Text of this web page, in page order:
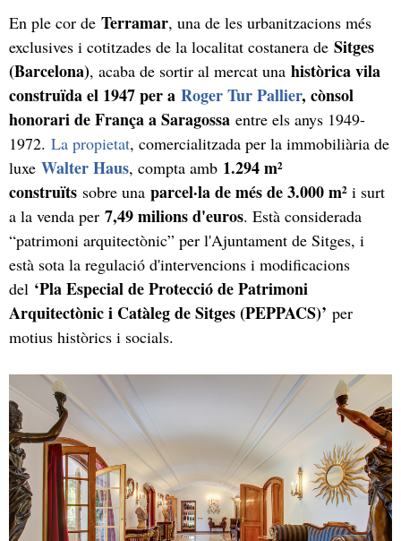
En ple cor de Terramar, una de les urbanitzacions més
exclusives i cotitzades de la localitat costanera de Sitges
(Barcelona), acaba de sortir al mercat una històrica vila
construïda el 1947 per a Roger Tur Pallier, cònsol
honorari de França a Saragossa entre els anys 1949-
1972. La propietat, comercialitzada per la immobiliària de
luxe Walter Haus, compta amb 1.294 m²
construïts sobre una parcel·la de més de 3.000 m²i surt
a la venda per 7,49 milions d'euros. Està considerada
“patrimoni arquitectònic” per l'Ajuntament de Sitges, i
està sota la regulació d'intervencions i modificacions
del ‘Pla Especial de Protecció de Patrimoni
Arquitectònic i Catàleg de Sitges (PEPPACS)’ per
motius històrics i socials.